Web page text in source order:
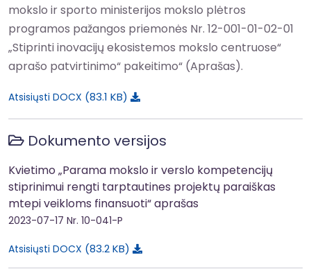
mokslo ir sporto ministerijos mokslo plėtros
programos pažangos priemonės Nr. 12-001-01-02-01
„Stiprinti inovacijų ekosistemos mokslo centruose“
aprašo patvirtinimo“ pakeitimo“ (Aprašas).
Atsisiųsti DOCX 83.1 KB
Dokumento versijos
Kvietimo „Parama mokslo ir verslo kompetencijų
stiprinimui rengti tarptautines projektų paraiškas
mtepi veikloms finansuoti“ aprašas
2023-07-17 Nr. 10-041-P
Atsisiųsti DOCX 83.2 KB